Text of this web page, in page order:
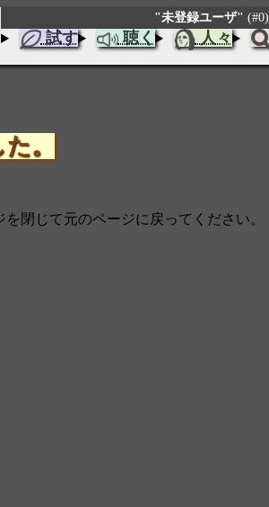
"未登録ユーザ" (#0)
試す 聴く 人々
。
閉じて元のページに戻ってください。